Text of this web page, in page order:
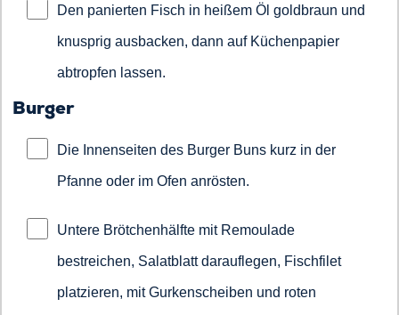
Den panierten Fisch in heißem Öl goldbraun und
knusprig ausbacken, dann auf Küchenpapier
abtropfen lassen.
Burger
Die Innenseiten des Burger Buns kurz in der
Pfanne oder im Ofen anrösten.
Untere Brötchenhälfte mit Remoulade
bestreichen, Salatblatt darauflegen, Fischfilet
platzieren, mit Gurkenscheiben und roten